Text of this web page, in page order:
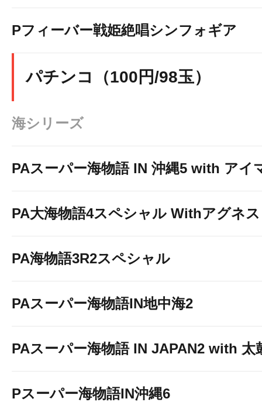
Pフィーバー戦姫絶唱シンフォギア
パチンコ（100円/98玉）
海シリーズ
PAスーパー海物語 IN 沖縄5 with アイ
PA大海物語4スペシャル Withアグネ
PA海物語3R2スペシャル
PAスーパー海物語IN地中海2
PAスーパー海物語 IN JAPAN2 with 太
Pスーパー海物語IN沖縄6